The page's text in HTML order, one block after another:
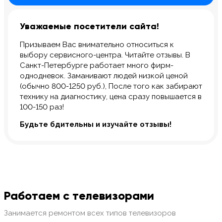
Уважаемые посетители сайта!
Призываем Вас внимательно относиться к
выбору сервисного-центра. Читайте отзывы. В
Санкт-Петербурге работает много фирм-
однодневок. Заманивают людей низкой ценой
(обычно 800-1250 руб.), После того как забирают
технику на диагностику, цена сразу повышается в
100-150 раз!
Будьте бдительны и изучайте отзывы!
Работаем с телевизорами
Занимается ремонтом всех типов телевизоров